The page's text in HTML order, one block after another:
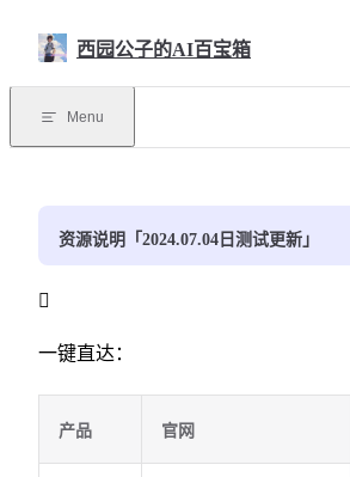
西园公子的AI百宝箱
Menu
资源说明「2024.07.04日测试更新」

一键直达：
产品 官网